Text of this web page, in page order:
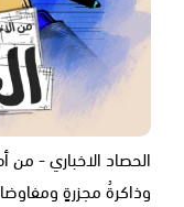
الحصاد الاخباري - من
وذاكرةُ مجزرةٍ ومفاوضاتٌ تحت